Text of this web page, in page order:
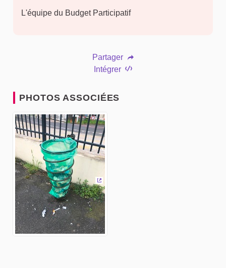
L'équipe du Budget Participatif
Partager
Intégrer
PHOTOS ASSOCIÉES
(Lien externe)